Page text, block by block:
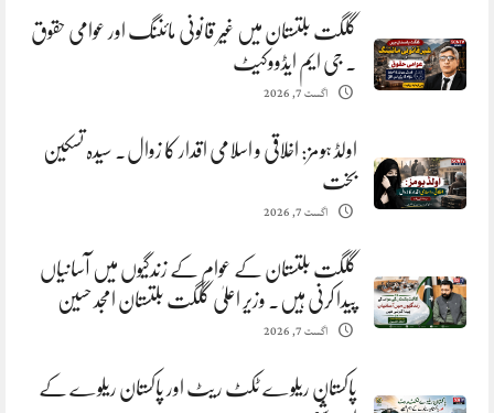
گلگت بلتستان میں غیر قانونی مائننگ اور عوامی حقوق
. جی ایم ایڈووکیٹ
اگست 7, 2026
اولڈ ہومز: اخلاقی و اسلامی اقدار کا زوال. سیدہ تسکین
بخت
اگست 7, 2026
گلگت بلتستان کے عوام کے زندگیوں میں آسانیاں
پیدا کرنی ہیں. وزیر اعلیٰ گلگت بلتستان امجد حسین
اگست 7, 2026
پاکستان ریلوے ٹکٹ ریٹ اور پاکستان ریلوے کے